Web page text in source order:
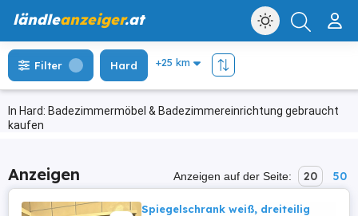
ländleanzeiger.at
In Hard: Badezimmermöbel & Badezimmereinrichtung gebraucht
kaufen
Filter Hard
Anzeigen Anzeigen auf der Seite: 20 50
Spiegelschrank weiß, dreiteilig